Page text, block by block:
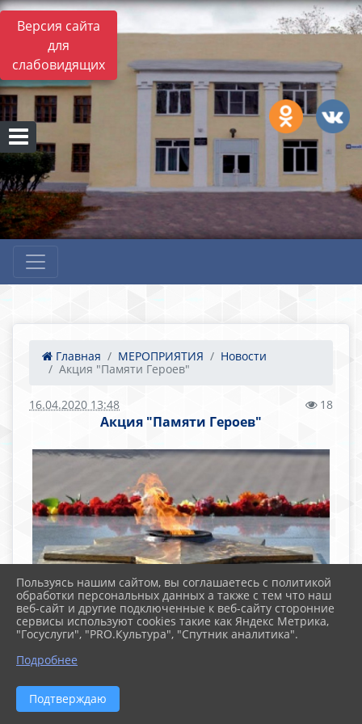
Версия сайта
для
слабовидящих
Главная МЕРОПРИЯТИЯ
Новости
Акция "Памяти Героев"
16.04.2020 13:48 18
Акция "Памяти Героев"
В связи с празднованием 75-летия Победы в
Великой Отечественной войне 1941-1945 гг. на
территории Челябинской области запланирована
направлением которого является просвещение и
С целью реализации Проекта Управление
общественных связей Правительства Челябинской
Пользуясь нашим сайтом, вы соглашаетесь с политикой
обработки персональных данных а также с тем что наш
веб-сайт и другие подключенные к веб-сайту сторонние
сервисы используют cookies такие как Яндекс Метрика,
"Госуслуги", "PRO.Культура", "Спутник аналитика".
Подробнее
Подтверждаю